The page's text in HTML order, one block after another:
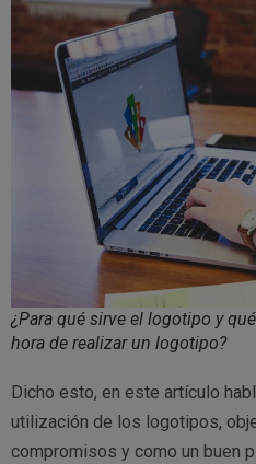
¿Para qué sirve el logotipo y
hora de realizar un logotipo?
Dicho esto, en este artículo
utilización de los logotipos,
compromisos y como un buen